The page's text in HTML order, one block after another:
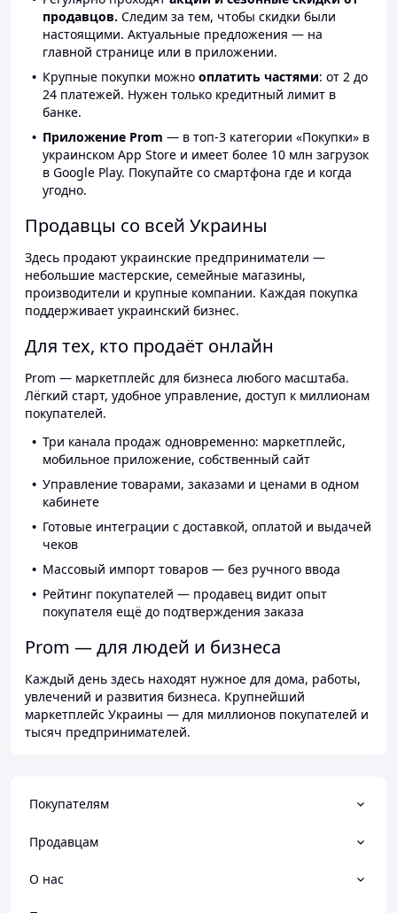
продавцов. Следим за тем, чтобы скидки были
настоящими. Актуальные предложения — на
главной странице или в приложении.
Крупные покупки можно оплатить частями: от 2 до
24 платежей. Нужен только кредитный лимит в
банке.
Приложение Prom — в топ-3 категории «Покупки» в
украинском App Store и имеет более 10 млн загрузок
в Google Play. Покупайте со смартфона где и когда
угодно.
Продавцы со всей Украины
Здесь продают украинские предприниматели —
небольшие мастерские, семейные магазины,
производители и крупные компании. Каждая покупка
поддерживает украинский бизнес.
Для тех, кто продаёт онлайн
Prom — маркетплейс для бизнеса любого масштаба.
Лёгкий старт, удобное управление, доступ к миллионам
покупателей.
Три канала продаж одновременно: маркетплейс,
мобильное приложение, собственный сайт
Управление товарами, заказами и ценами в одном
кабинете
Готовые интеграции с доставкой, оплатой и выдачей
чеков
Массовый импорт товаров — без ручного ввода
Рейтинг покупателей — продавец видит опыт
покупателя ещё до подтверждения заказа
Prom — для людей и бизнеса
Каждый день здесь находят нужное для дома, работы,
увлечений и развития бизнеса. Крупнейший
маркетплейс Украины — для миллионов покупателей и
тысяч предпринимателей.
Покупателям
Продавцам
О нас